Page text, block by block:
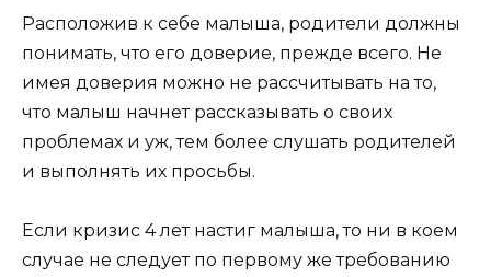
Расположив к себе малыша, родители должны
понимать, что его доверие, прежде всего. Не
имея доверия можно не рассчитывать на то,
что малыш начнет рассказывать о своих
проблемах и уж, тем более слушать родителей
и выполнять их просьбы.
Если кризис 4 лет настиг малыша, то ни в коем
случае не следует по первому же требованию